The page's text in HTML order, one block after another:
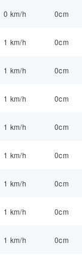
0 km/h 0cm
1 km/h 0cm
1 km/h 0cm
1 km/h 0cm
1 km/h 0cm
1 km/h 0cm
1 km/h 0cm
1 km/h 0cm
1 km/h 0cm